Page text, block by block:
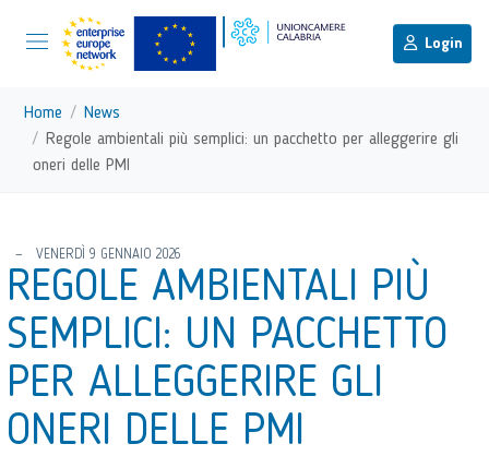
Vai ai contenuti
Login
torna al menu di scelta rapida
Menu di navigazione principale
Home
News
Regole ambientali più semplici: un pacchetto per alleggerire gli
oneri delle PMI
VENERDÌ 9 GENNAIO 2026
REGOLE AMBIENTALI PIÙ
SEMPLICI: UN PACCHETTO
PER ALLEGGERIRE GLI
ONERI DELLE PMI